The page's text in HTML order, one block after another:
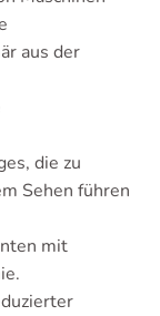
aus der
die zu
Sehen führen
mit